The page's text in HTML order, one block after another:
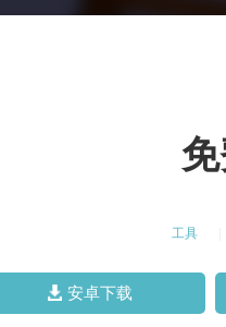
工具
安卓下载